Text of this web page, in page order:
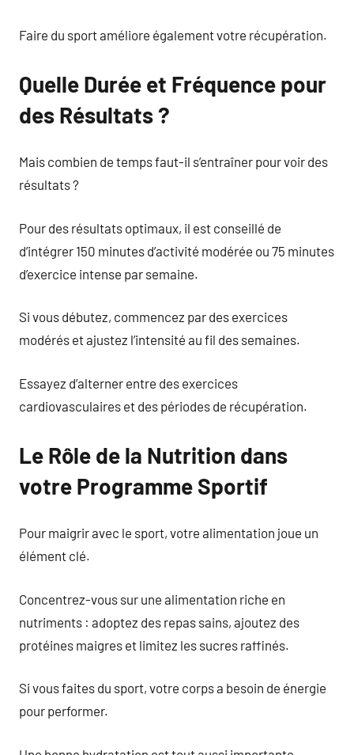
Faire du sport améliore également votre récupération.
Quelle Durée et Fréquence pour
des Résultats ?
Mais combien de temps faut-il s’entraîner pour voir des
résultats ?
Pour des résultats optimaux, il est conseillé de
d’intégrer 150 minutes d’activité modérée ou 75 minutes
d’exercice intense par semaine.
Si vous débutez, commencez par des exercices
modérés et ajustez l’intensité au fil des semaines.
Essayez d’alterner entre des exercices
cardiovasculaires et des périodes de récupération.
Le Rôle de la Nutrition dans
votre Programme Sportif
Pour maigrir avec le sport, votre alimentation joue un
élément clé.
Concentrez-vous sur une alimentation riche en
nutriments : adoptez des repas sains, ajoutez des
protéines maigres et limitez les sucres raffinés.
Si vous faites du sport, votre corps a besoin de énergie
pour performer.